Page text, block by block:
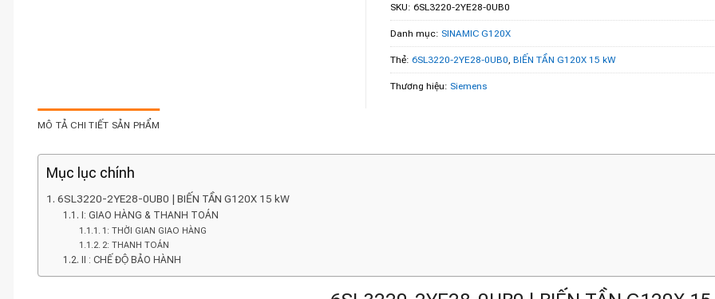
SKU: 6SL3220-2YE28-0UB0
Danh mục: SINAMIC G120X
Thẻ: 6SL3220-2YE28-0UB0 BIẾN TẦN G120X 15 kW
Thương hiệu: Siemens
MÔ TẢ CHI TIẾT SẢN PHẨM
Mục lục chính
6SL3220-2YE28-0UB0 | BIẾN TẦN G120X 15 kW
I: GIAO HÀNG & THANH TOÁN
1: THỜI GIAN GIAO HÀNG
2: THANH TOÁN
II : CHẾ ĐỘ BẢO HÀNH